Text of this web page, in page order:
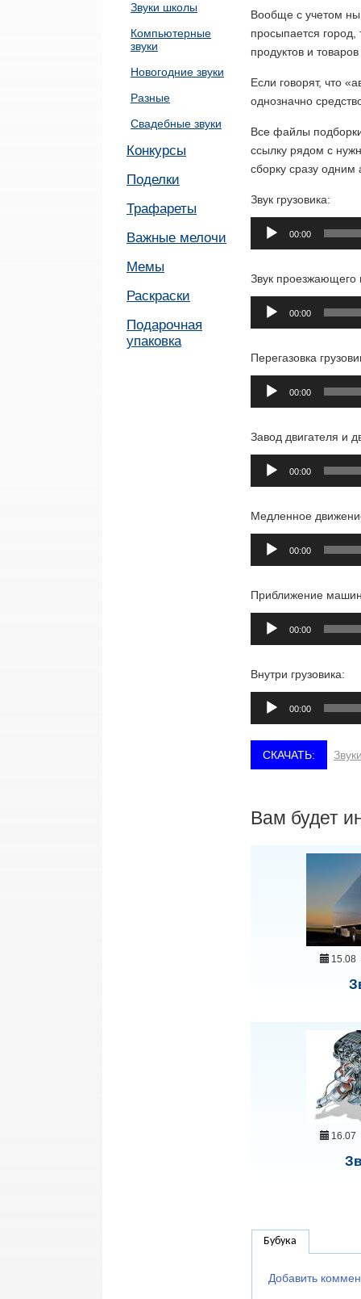
Звуки школы
Компьютерные
звуки
Новогодние звуки
Разные
Свадебные звуки
Конкурсы
Поделки
Трафареты
Важные мелочи
Мемы
Раскраски
Подарочная
упаковка
Вообще с учетом
просыпается город,
продуктов и
Если говорят, что
однозначно
Все файлы
ссылку рядом с
сборку сразу одним
Звук грузовика:
Аудиоплеер
00:00
Звук проезжающего
Аудиоплеер
00:00
Перегазовка
Аудиоплеер
00:00
Завод двигателя и
Аудиоплеер
00:00
Медленное
Аудиоплеер
00:00
Приближение
Аудиоплеер
00:00
Внутри грузовика:
Аудиоплеер
00:00
Вам будет
15.08
16.07
Бубука
Добавить